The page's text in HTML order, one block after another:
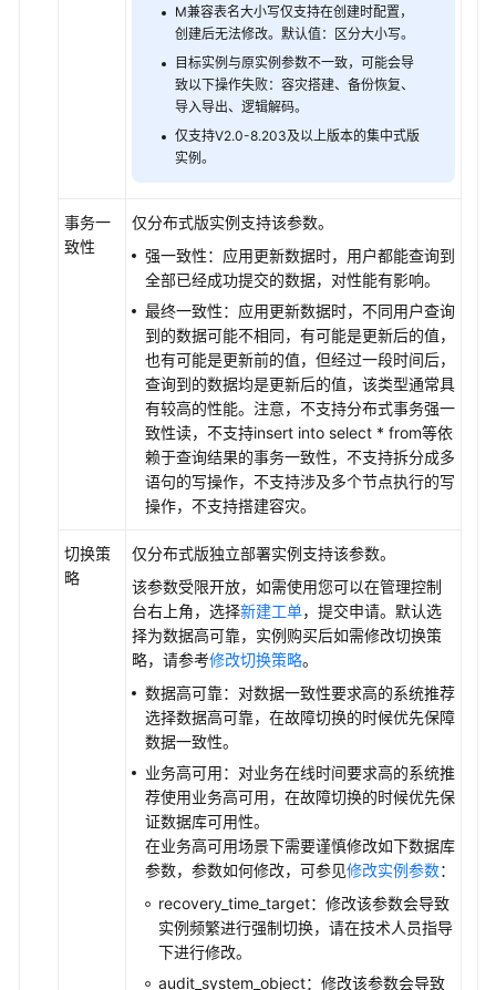
M兼容表名大小写仅支持在创建时配置，
创建后无法修改。默认值：区分大小写。
目标实例与原实例参数不一致，可能会导
致以下操作失败：容灾搭建、备份恢复、
导入导出、逻辑解码。
仅支持V2.0-8.203及以上版本的集中式版
实例。
事务一
致性
仅分布式版实例支持该参数。
强一致性：应用更新数据时，用户都能查询到
全部已经成功提交的数据，对性能有影响。
最终一致性：应用更新数据时，不同用户查询
到的数据可能不相同，有可能是更新后的值，
也有可能是更新前的值，但经过一段时间后，
查询到的数据均是更新后的值，该类型通常具
有较高的性能。注意，不支持分布式事务强一
致性读，不支持insert into select * from等依
赖于查询结果的事务一致性，不支持拆分成多
语句的写操作，不支持涉及多个节点执行的写
操作，不支持搭建容灾。
切换策
略
仅分布式版独立部署实例支持该参数。
该参数受限开放，如需使用您可以在管理控制
台右上角，选择新建工单，提交申请。默认选
择为数据高可靠，实例购买后如需修改切换策
略，请参考修改切换策略。
数据高可靠：对数据一致性要求高的系统推荐
选择数据高可靠，在故障切换的时候优先保障
数据一致性。
业务高可用：对业务在线时间要求高的系统推
荐使用业务高可用，在故障切换的时候优先保
证数据库可用性。
在业务高可用场景下需要谨慎修改如下数据库
参数，参数如何修改，可参见修改实例参数：
recovery_time_target：修改该参数会导致
实例频繁进行强制切换，请在技术人员指导
下进行修改。
audit_system_object：修改该参数会导致